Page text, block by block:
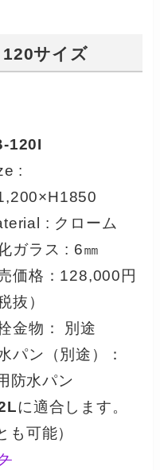
サイズ
120I
:
: クローム
ガラス : 6㎜
価格：128,000円
抜）
金物： 別途
パン（別途）：
防水パン
に適合します。
も可能）